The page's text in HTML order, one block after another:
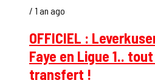
/ 1 an ago
OFFICIEL :
Faye en Ligue 1..
transfert !